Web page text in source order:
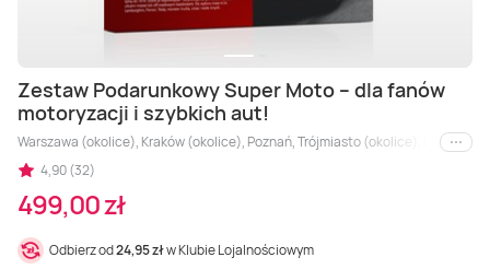
Zestaw Podarunkowy Super Moto – dla fanów
motoryzacji i szybkich aut!
Warszawa (okolice), Kraków (okolice), Poznań, Trójmiasto (okolice), Łódźi inne
4,90 (32)
499,00 zł
Odbierz od24,95 złw Klubie Lojalnościowym